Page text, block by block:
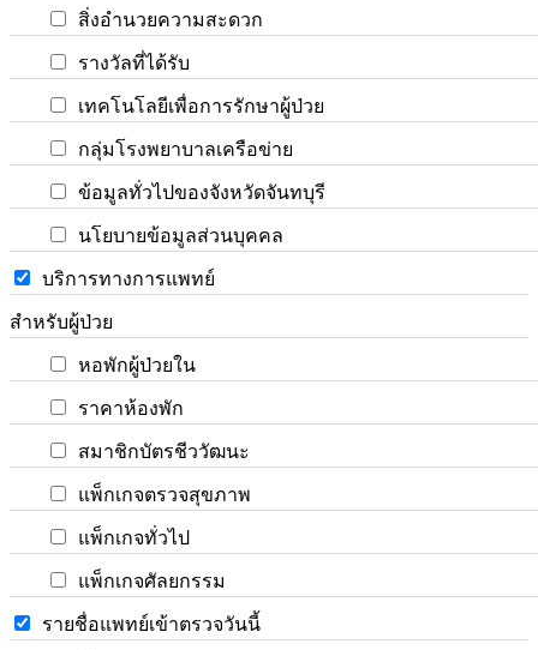
สิ่งอำนวยความสะดวก
รางวัลที่ได้รับ
เทคโนโลยีเพื่อการรักษาผู้ป่วย
กลุ่มโรงพยาบาลเครือข่าย
ข้อมูลทั่วไปของจังหวัดจันทบุรี
นโยบายข้อมูลส่วนบุคคล
บริการทางการแพทย์
สำหรับผู้ป่วย
หอพักผู้ป่วยใน
ราคาห้องพัก
สมาชิกบัตรชีววัฒนะ
แพ็กเกจตรวจสุขภาพ
แพ็กเกจทั่วไป
แพ็กเกจศัลยกรรม
รายชื่อแพทย์เข้าตรวจวันนี้